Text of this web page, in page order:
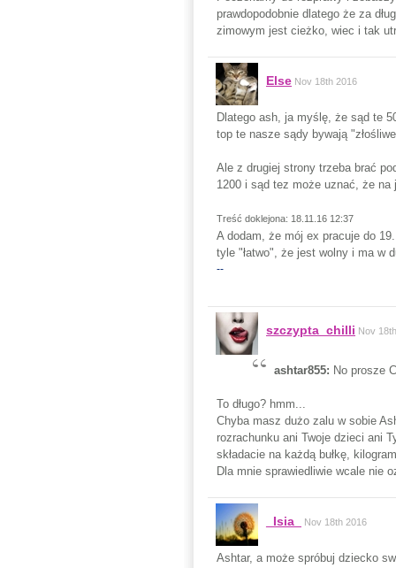
prawdopodobnie dlatego że za
zimowym jest cieżko, wiec i tak
Else Nov 18th 2016
Dlatego ash, ja myślę, że sąd te
top te nasze sądy bywają
Ale z drugiej strony trzeba brać
1200 i sąd tez może uznać, że na
Treść doklejona: 18.11.16 12:37
A dodam, że mój ex pracuje do
tyle "łatwo", że jest wolny i ma w
--
szczypta_chilli Nov
ashtar855: No prosze
To długo? hmm...
Chyba masz dużo zalu w sobie
rozrachunku ani Twoje dzieci ani
składacie na każdą bułkę,
Dla mnie sprawiedliwie wcale nie
_Isia_ Nov 18th 2016
Ashtar, a może spróbuj dziecko